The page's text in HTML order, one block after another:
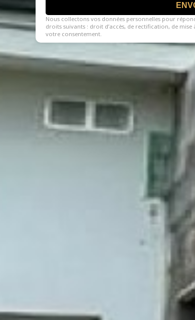
Nous collectons vos données personnelles pour
droits suivants : droit d’accès, de rectification, de
votre consentement.